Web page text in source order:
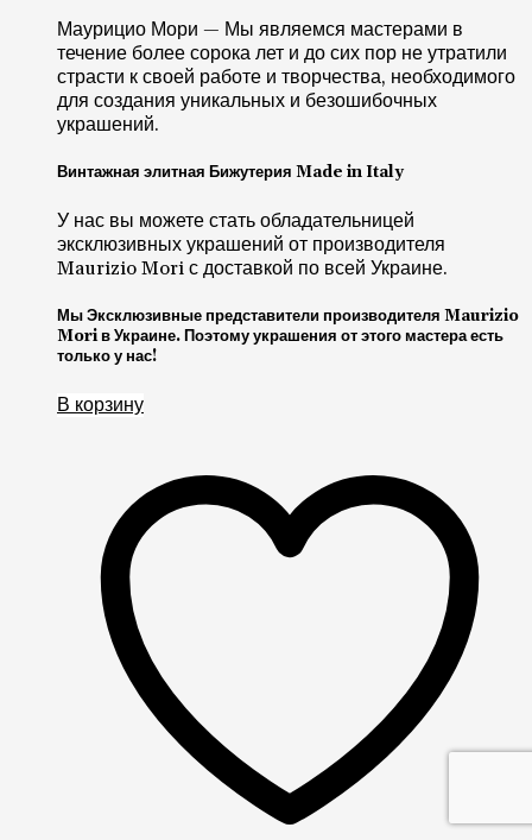
Маурицио Мори — Мы являемся мастерами в
течение более сорока лет и до сих пор не утратили
страсти к своей работе и творчества, необходимого
для создания уникальных и безошибочных
украшений.
Винтажная элитная Бижутерия Made in Italy
У нас вы можете стать обладательницей
эксклюзивных украшений от производителя
Maurizio Mori с доставкой по всей Украине.
Мы Эксклюзивные представители производителя Maurizio
Mori в Украине. Поэтому украшения от этого мастера есть
только у нас!
В корзину